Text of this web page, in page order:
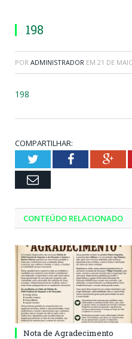
198
POR ADMINISTRADOR EM 21 DE
198
COMPARTILHAR:
TwitterFacebook
Email
CONTEÚDO RELACIONADO
Nota de Agradecimento